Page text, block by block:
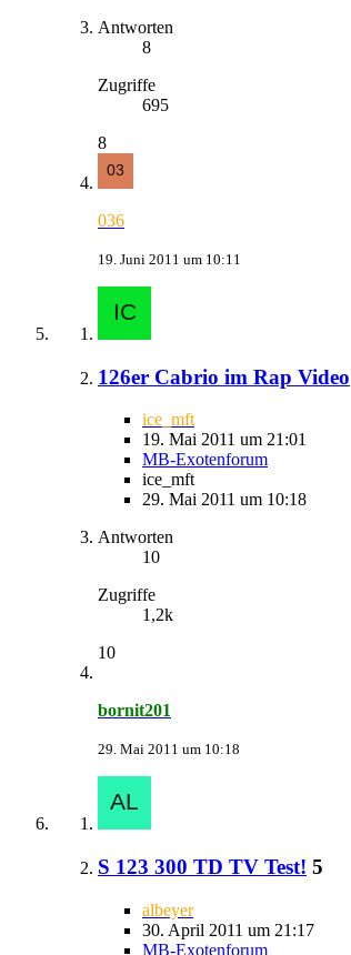
Antworten
8
Zugriffe
695
8
036
19. Juni 2011 um 10:11
126er Cabrio im Rap Video
ice_mft
19. Mai 2011 um 21:01
MB-Exotenforum
ice_mft
29. Mai 2011 um 10:18
Antworten
10
Zugriffe
1,2k
10
bornit201
29. Mai 2011 um 10:18
S 123 300 TD TV Test! 5
albeyer
30. April 2011 um 21:17
MB-Exotenforum